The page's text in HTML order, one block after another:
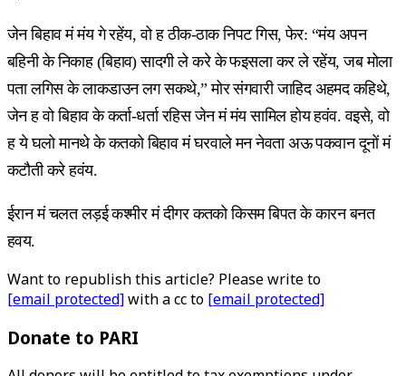
जेन बिहाव मं मंय गे रहेंय, वो ह ठीक-ठाक निपट गिस, फेर: “मंय अपन
बहिनी के निकाह (बिहाव) सादगी ले करे के फइसला कर ले रहेंय, जब मोला
पता लगिस के लाकडाउन लग सकथे,” मोर संगवारी जाहिद अहमद कहिथे,
जेन ह वो बिहाव के कर्ता-धर्ता रहिस जेन मं मंय सामिल होय हवंव. वइसे, वो
ह ये घलो मानथे के कतको बिहाव मं घरवाले मन नेवता अऊ पकवान दूनों मं
कटौती करे हवंय.
ईरान मं चलत लड़ई कश्मीर मं दीगर कतको किसम बिपत के कारन बनत
हवय.
Want to republish this article? Please write to
[email protected]with a cc to [email protected]
Donate to PARI